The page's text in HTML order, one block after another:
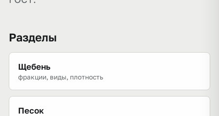
Разделы
Щебень
фракции, виды, плотность
Песок